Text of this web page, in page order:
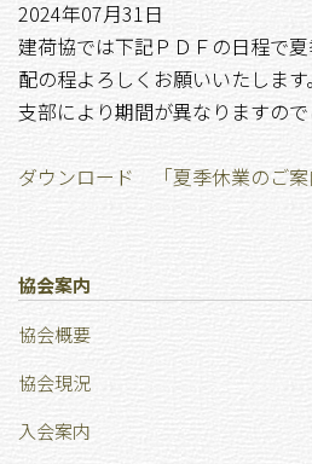
2024年07月31日
建荷協では下記ＰＤＦの日程で
配の程よろしくお願いいたします。
支部により期間が異なりますので
ダウンロード 「夏季休業のご案
協会案内
協会概要
協会現況
⼊会案内